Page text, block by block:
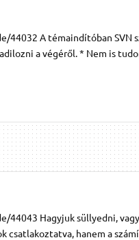
A témaindítóban SVN
a végéről. * Nem is
44043 Hagyjuk süllyedni,
csatlakoztatva, hanem a